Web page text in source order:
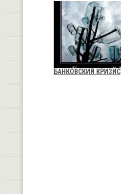
БАНКОВСКИЙ КРИЗИС